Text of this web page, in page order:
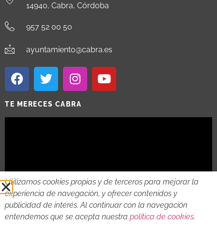
14940, Cabra, Córdoba
957 52 00 50
ayuntamiento@cabra.es
TE MERECES CABRA
2018 - 2026 © AYTO DE CABRA AVISO LEGAL
Utilizamos cookies propias y de terceros para mejorar la
experiencia de navegación, y ofrecer contenidos y
publicidad de interés. Al continuar con la navegación
entendemos que se acepta nuestra política de cookies.